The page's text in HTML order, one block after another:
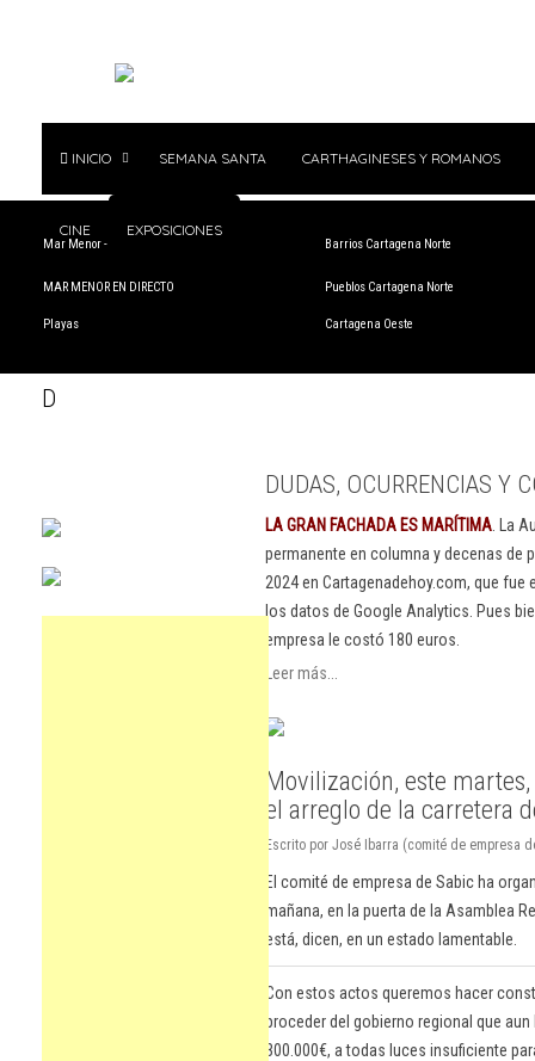
INICIO SEMANA SANTA CARTHAGINESES Y ROMANOS
CINE EXPOSICIONES
Mar Menor - Rincón de San Ginés
MAR MENOR EN DIRECTO
Playas
Barrios Cartagena Norte
Pueblos Cartagena Norte
Cartagena Oeste
D
DUDAS, OCURRENCIAS Y
LA GRAN FACHADA ES MARÍTIMA . La
permanente en columna y decenas
2024 en Cartagenadehoy.com, que
los datos de Google Analytics. Pues
empresa le costó 180 euros.
Leer más...
Movilización, este
el arreglo de la carretera
Escrito por José Ibarra (comité de empresa
El comité de empresa de Sabic ha
mañana, en la puerta de la Asamblea
está, dicen, en un estado lamentable.
Con estos actos queremos hacer
proceder del gobierno regional que
300.000€, a todas luces insuficiente